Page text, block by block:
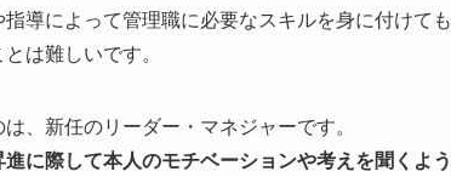
導によって管理職に必要なスキルを身に付けても
は難しいです。
、新任のリーダー・マネジャーです。
に際して本人のモチベーションや考えを聞くよう